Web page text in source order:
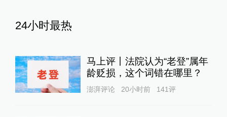
24小时最热
马上评丨法院认为“老登”属年
龄贬损，这个词错在哪里？
澎湃评论 20小时前 141评